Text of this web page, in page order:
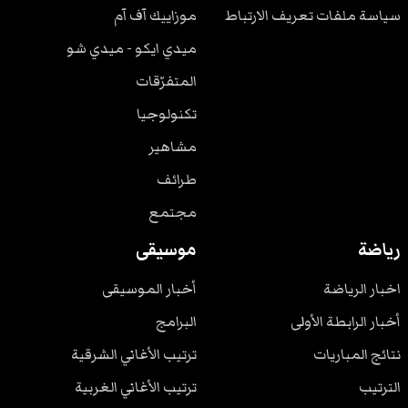
سياسة ملفات تعريف الارتباط
موزاييك آف آم
ميدي ايكو - ميدي شو
المتفرّقات
تكنولوجيا
مشاهير
طرائف
مجتمع
رياضة
اخبار الرياضة
أخبار الرابطة الأولى
نتائج المباريات
الترتيب
موسيقى
أخبار الموسيقى
البرامج
ترتيب الأغاني الشرقية
ترتيب الأغاني الغربية